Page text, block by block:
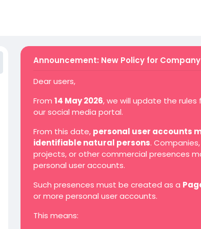
Announcement: New Policy for Company
Dear users,
From 14 May 2026, we will update the
our social media portal.
From this date, personal user accounts
identifiable natural persons.
projects, or other commercial presences
personal user accounts.
Such presences must be created as a
or more personal user accounts.
This means: